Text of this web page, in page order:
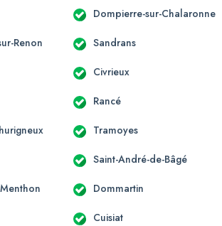
Dompierre-sur-Chalaronne
Renon Sandrans
Civrieux
Rancé
Tramoyes
Saint-André-de-Bâgé
Dommartin
Cuisiat